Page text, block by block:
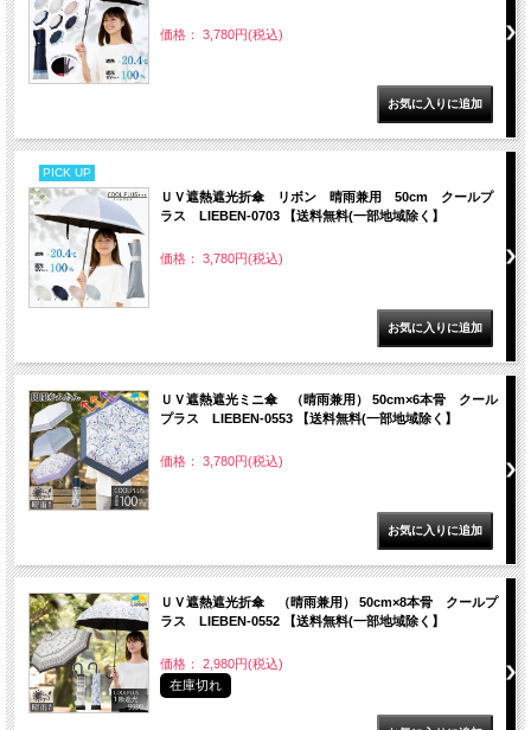
価格： 3,780円(税込)
PICK UP
ＵＶ遮熱遮光折傘 リボン 晴雨兼用 50cm クールプ
ラス LIEBEN-0703 【送料無料(一部地域除く】
価格： 3,780円(税込)
ＵＶ遮熱遮光ミニ傘 （晴雨兼用） 50cm×6本骨 クール
プラス LIEBEN-0553 【送料無料(一部地域除く】
価格： 3,780円(税込)
ＵＶ遮熱遮光折傘 （晴雨兼用） 50cm×8本骨 クールプ
ラス LIEBEN-0552 【送料無料(一部地域除く】
価格： 2,980円(税込)
在庫切れ